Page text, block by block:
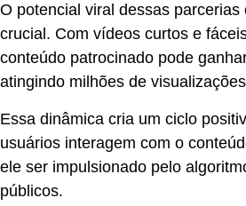
O potencial viral dessas parcerias
crucial. Com vídeos curtos e
conteúdo patrocinado pode
atingindo milhões de
Essa dinâmica cria um ciclo
usuários interagem com o
ele ser impulsionado pelo
públicos.